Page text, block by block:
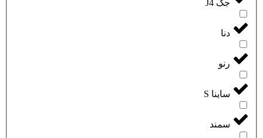
جک J4
دنا
رنو
ساینا S
سمند